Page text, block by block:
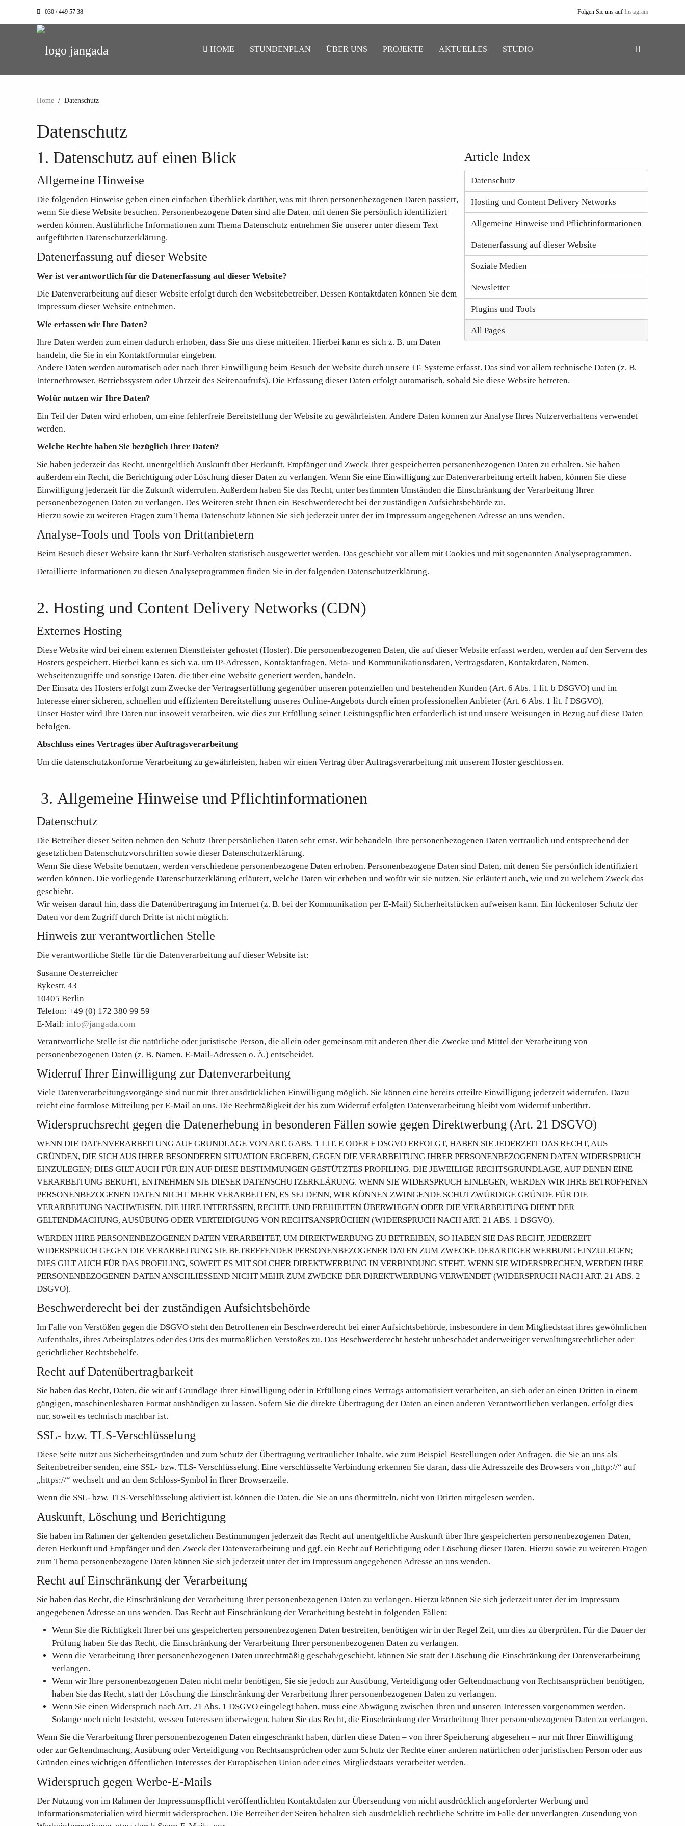
030 / 449 57 38 Folgen Sie uns auf Instagram
HOME STUNDENPLAN ÜBER UNS PROJEKTE AKTUELLES STUDIO
Home Datenschutz
Datenschutz
Article Index
Datenschutz
Hosting und Content Delivery Networks
Allgemeine Hinweise und Pflichtinformationen
Datenerfassung auf dieser Website
Soziale Medien
Newsletter
Plugins und Tools
All Pages
1. Datenschutz auf einen Blick
Allgemeine Hinweise
Die folgenden Hinweise geben einen einfachen Überblick darüber, was mit Ihren personenbezogenen Daten passiert,
wenn Sie diese Website besuchen. Personenbezogene Daten sind alle Daten, mit denen Sie persönlich identifiziert
werden können. Ausführliche Informationen zum Thema Datenschutz entnehmen Sie unserer unter diesem Text
aufgeführten Datenschutzerklärung.
Datenerfassung auf dieser Website
Wer ist verantwortlich für die Datenerfassung auf dieser Website?
Die Datenverarbeitung auf dieser Website erfolgt durch den Websitebetreiber. Dessen Kontaktdaten können Sie dem
Impressum dieser Website entnehmen.
Wie erfassen wir Ihre Daten?
Ihre Daten werden zum einen dadurch erhoben, dass Sie uns diese mitteilen. Hierbei kann es sich z. B. um Daten
handeln, die Sie in ein Kontaktformular eingeben.
Andere Daten werden automatisch oder nach Ihrer Einwilligung beim Besuch der Website durch unsere IT- Systeme erfasst. Das sind vor allem technische Daten (z. B.
Internetbrowser, Betriebssystem oder Uhrzeit des Seitenaufrufs). Die Erfassung dieser Daten erfolgt automatisch, sobald Sie diese Website betreten.
Wofür nutzen wir Ihre Daten?
Ein Teil der Daten wird erhoben, um eine fehlerfreie Bereitstellung der Website zu gewährleisten. Andere Daten können zur Analyse Ihres Nutzerverhaltens verwendet
werden.
Welche Rechte haben Sie bezüglich Ihrer Daten?
Sie haben jederzeit das Recht, unentgeltlich Auskunft über Herkunft, Empfänger und Zweck Ihrer gespeicherten personenbezogenen Daten zu erhalten. Sie haben
außerdem ein Recht, die Berichtigung oder Löschung dieser Daten zu verlangen. Wenn Sie eine Einwilligung zur Datenverarbeitung erteilt haben, können Sie diese
Einwilligung jederzeit für die Zukunft widerrufen. Außerdem haben Sie das Recht, unter bestimmten Umständen die Einschränkung der Verarbeitung Ihrer
personenbezogenen Daten zu verlangen. Des Weiteren steht Ihnen ein Beschwerderecht bei der zuständigen Aufsichtsbehörde zu.
Hierzu sowie zu weiteren Fragen zum Thema Datenschutz können Sie sich jederzeit unter der im Impressum angegebenen Adresse an uns wenden.
Analyse-Tools und Tools von Drittanbietern
Beim Besuch dieser Website kann Ihr Surf-Verhalten statistisch ausgewertet werden. Das geschieht vor allem mit Cookies und mit sogenannten Analyseprogrammen.
Detaillierte Informationen zu diesen Analyseprogrammen finden Sie in der folgenden Datenschutzerklärung.
2. Hosting und Content Delivery Networks (CDN)
Externes Hosting
Diese Website wird bei einem externen Dienstleister gehostet (Hoster). Die personenbezogenen Daten, die auf dieser Website erfasst werden, werden auf den Servern des
Hosters gespeichert. Hierbei kann es sich v.a. um IP-Adressen, Kontaktanfragen, Meta- und Kommunikationsdaten, Vertragsdaten, Kontaktdaten, Namen,
Webseitenzugriffe und sonstige Daten, die über eine Website generiert werden, handeln.
Der Einsatz des Hosters erfolgt zum Zwecke der Vertragserfüllung gegenüber unseren potenziellen und bestehenden Kunden (Art. 6 Abs. 1 lit. b DSGVO) und im
Interesse einer sicheren, schnellen und effizienten Bereitstellung unseres Online-Angebots durch einen professionellen Anbieter (Art. 6 Abs. 1 lit. f DSGVO).
Unser Hoster wird Ihre Daten nur insoweit verarbeiten, wie dies zur Erfüllung seiner Leistungspflichten erforderlich ist und unsere Weisungen in Bezug auf diese Daten
befolgen.
Abschluss eines Vertrages über Auftragsverarbeitung
Um die datenschutzkonforme Verarbeitung zu gewährleisten, haben wir einen Vertrag über Auftragsverarbeitung mit unserem Hoster geschlossen.
3. Allgemeine Hinweise und Pflichtinformationen
Datenschutz
Die Betreiber dieser Seiten nehmen den Schutz Ihrer persönlichen Daten sehr ernst. Wir behandeln Ihre personenbezogenen Daten vertraulich und entsprechend der
gesetzlichen Datenschutzvorschriften sowie dieser Datenschutzerklärung.
Wenn Sie diese Website benutzen, werden verschiedene personenbezogene Daten erhoben. Personenbezogene Daten sind Daten, mit denen Sie persönlich identifiziert
werden können. Die vorliegende Datenschutzerklärung erläutert, welche Daten wir erheben und wofür wir sie nutzen. Sie erläutert auch, wie und zu welchem Zweck das
geschieht.
Wir weisen darauf hin, dass die Datenübertragung im Internet (z. B. bei der Kommunikation per E-Mail) Sicherheitslücken aufweisen kann. Ein lückenloser Schutz der
Daten vor dem Zugriff durch Dritte ist nicht möglich.
Hinweis zur verantwortlichen Stelle
Die verantwortliche Stelle für die Datenverarbeitung auf dieser Website ist:
Susanne Oesterreicher
Rykestr. 43
10405 Berlin
Telefon: +49 (0) 172 380 99 59
E-Mail: info@jangada.com
Verantwortliche Stelle ist die natürliche oder juristische Person, die allein oder gemeinsam mit anderen über die Zwecke und Mittel der Verarbeitung von
personenbezogenen Daten (z. B. Namen, E-Mail-Adressen o. Ä.) entscheidet.
Widerruf Ihrer Einwilligung zur Datenverarbeitung
Viele Datenverarbeitungsvorgänge sind nur mit Ihrer ausdrücklichen Einwilligung möglich. Sie können eine bereits erteilte Einwilligung jederzeit widerrufen. Dazu
reicht eine formlose Mitteilung per E-Mail an uns. Die Rechtmäßigkeit der bis zum Widerruf erfolgten Datenverarbeitung bleibt vom Widerruf unberührt.
Widerspruchsrecht gegen die Datenerhebung in besonderen Fällen sowie gegen Direktwerbung (Art. 21 DSGVO)
WENN DIE DATENVERARBEITUNG AUF GRUNDLAGE VON ART. 6 ABS. 1 LIT. E ODER F DSGVO ERFOLGT, HABEN SIE JEDERZEIT DAS RECHT, AUS
GRÜNDEN, DIE SICH AUS IHRER BESONDEREN SITUATION ERGEBEN, GEGEN DIE VERARBEITUNG IHRER PERSONENBEZOGENEN DATEN WIDERSPRUCH
EINZULEGEN; DIES GILT AUCH FÜR EIN AUF DIESE BESTIMMUNGEN GESTÜTZTES PROFILING. DIE JEWEILIGE RECHTSGRUNDLAGE, AUF DENEN EINE
VERARBEITUNG BERUHT, ENTNEHMEN SIE DIESER DATENSCHUTZERKLÄRUNG. WENN SIE WIDERSPRUCH EINLEGEN, WERDEN WIR IHRE BETROFFENEN
PERSONENBEZOGENEN DATEN NICHT MEHR VERARBEITEN, ES SEI DENN, WIR KÖNNEN ZWINGENDE SCHUTZWÜRDIGE GRÜNDE FÜR DIE
VERARBEITUNG NACHWEISEN, DIE IHRE INTERESSEN, RECHTE UND FREIHEITEN ÜBERWIEGEN ODER DIE VERARBEITUNG DIENT DER
GELTENDMACHUNG, AUSÜBUNG ODER VERTEIDIGUNG VON RECHTSANSPRÜCHEN (WIDERSPRUCH NACH ART. 21 ABS. 1 DSGVO).
WERDEN IHRE PERSONENBEZOGENEN DATEN VERARBEITET, UM DIREKTWERBUNG ZU BETREIBEN, SO HABEN SIE DAS RECHT, JEDERZEIT
WIDERSPRUCH GEGEN DIE VERARBEITUNG SIE BETREFFENDER PERSONENBEZOGENER DATEN ZUM ZWECKE DERARTIGER WERBUNG EINZULEGEN;
DIES GILT AUCH FÜR DAS PROFILING, SOWEIT ES MIT SOLCHER DIREKTWERBUNG IN VERBINDUNG STEHT. WENN SIE WIDERSPRECHEN, WERDEN IHRE
PERSONENBEZOGENEN DATEN ANSCHLIESSEND NICHT MEHR ZUM ZWECKE DER DIREKTWERBUNG VERWENDET (WIDERSPRUCH NACH ART. 21 ABS. 2
DSGVO).
Beschwerderecht bei der zuständigen Aufsichtsbehörde
Im Falle von Verstößen gegen die DSGVO steht den Betroffenen ein Beschwerderecht bei einer Aufsichtsbehörde, insbesondere in dem Mitgliedstaat ihres gewöhnlichen
Aufenthalts, ihres Arbeitsplatzes oder des Orts des mutmaßlichen Verstoßes zu. Das Beschwerderecht besteht unbeschadet anderweitiger verwaltungsrechtlicher oder
gerichtlicher Rechtsbehelfe.
Recht auf Datenübertragbarkeit
Sie haben das Recht, Daten, die wir auf Grundlage Ihrer Einwilligung oder in Erfüllung eines Vertrags automatisiert verarbeiten, an sich oder an einen Dritten in einem
gängigen, maschinenlesbaren Format aushändigen zu lassen. Sofern Sie die direkte Übertragung der Daten an einen anderen Verantwortlichen verlangen, erfolgt dies
nur, soweit es technisch machbar ist.
SSL- bzw. TLS-Verschlüsselung
Diese Seite nutzt aus Sicherheitsgründen und zum Schutz der Übertragung vertraulicher Inhalte, wie zum Beispiel Bestellungen oder Anfragen, die Sie an uns als
Seitenbetreiber senden, eine SSL- bzw. TLS- Verschlüsselung. Eine verschlüsselte Verbindung erkennen Sie daran, dass die Adresszeile des Browsers von „http://“ auf
„https://“ wechselt und an dem Schloss-Symbol in Ihrer Browserzeile.
Wenn die SSL- bzw. TLS-Verschlüsselung aktiviert ist, können die Daten, die Sie an uns übermitteln, nicht von Dritten mitgelesen werden.
Auskunft, Löschung und Berichtigung
Sie haben im Rahmen der geltenden gesetzlichen Bestimmungen jederzeit das Recht auf unentgeltliche Auskunft über Ihre gespeicherten personenbezogenen Daten,
deren Herkunft und Empfänger und den Zweck der Datenverarbeitung und ggf. ein Recht auf Berichtigung oder Löschung dieser Daten. Hierzu sowie zu weiteren Fragen
zum Thema personenbezogene Daten können Sie sich jederzeit unter der im Impressum angegebenen Adresse an uns wenden.
Recht auf Einschränkung der Verarbeitung
Sie haben das Recht, die Einschränkung der Verarbeitung Ihrer personenbezogenen Daten zu verlangen. Hierzu können Sie sich jederzeit unter der im Impressum
angegebenen Adresse an uns wenden. Das Recht auf Einschränkung der Verarbeitung besteht in folgenden Fällen:
Wenn Sie die Richtigkeit Ihrer bei uns gespeicherten personenbezogenen Daten bestreiten, benötigen wir in der Regel Zeit, um dies zu überprüfen. Für die Dauer der
Prüfung haben Sie das Recht, die Einschränkung der Verarbeitung Ihrer personenbezogenen Daten zu verlangen.
Wenn die Verarbeitung Ihrer personenbezogenen Daten unrechtmäßig geschah/geschieht, können Sie statt der Löschung die Einschränkung der Datenverarbeitung
verlangen.
Wenn wir Ihre personenbezogenen Daten nicht mehr benötigen, Sie sie jedoch zur Ausübung, Verteidigung oder Geltendmachung von Rechtsansprüchen benötigen,
haben Sie das Recht, statt der Löschung die Einschränkung der Verarbeitung Ihrer personenbezogenen Daten zu verlangen.
Wenn Sie einen Widerspruch nach Art. 21 Abs. 1 DSGVO eingelegt haben, muss eine Abwägung zwischen Ihren und unseren Interessen vorgenommen werden.
Solange noch nicht feststeht, wessen Interessen überwiegen, haben Sie das Recht, die Einschränkung der Verarbeitung Ihrer personenbezogenen Daten zu verlangen.
Wenn Sie die Verarbeitung Ihrer personenbezogenen Daten eingeschränkt haben, dürfen diese Daten – von ihrer Speicherung abgesehen – nur mit Ihrer Einwilligung
oder zur Geltendmachung, Ausübung oder Verteidigung von Rechtsansprüchen oder zum Schutz der Rechte einer anderen natürlichen oder juristischen Person oder aus
Gründen eines wichtigen öffentlichen Interesses der Europäischen Union oder eines Mitgliedstaats verarbeitet werden.
Widerspruch gegen Werbe-E-Mails
Der Nutzung von im Rahmen der Impressumspflicht veröffentlichten Kontaktdaten zur Übersendung von nicht ausdrücklich angeforderter Werbung und
Informationsmaterialien wird hiermit widersprochen. Die Betreiber der Seiten behalten sich ausdrücklich rechtliche Schritte im Falle der unverlangten Zusendung von